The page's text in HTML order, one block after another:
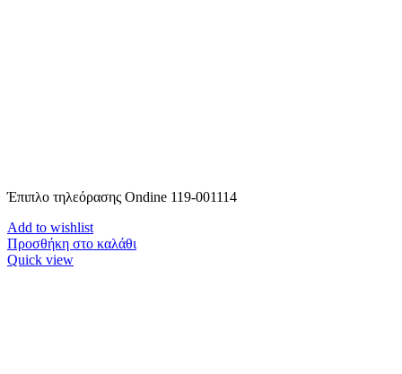
Έπιπλο τηλεόρασης Ondine 119-001114
Add to wishlist
Προσθήκη στο καλάθι
Quick view